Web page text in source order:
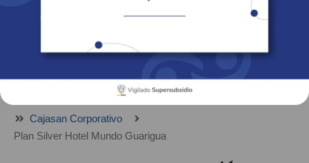
Revista Fácil Vivir
Sedes Directorio Servicios En Línea
Cajasan Corporativo
Plan Silver Hotel Mundo Guarigua